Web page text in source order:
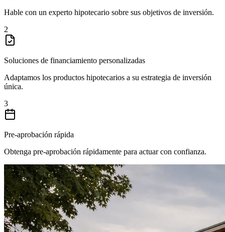
Hable con un experto hipotecario sobre sus objetivos de inversión.
2
Soluciones de financiamiento personalizadas
Adaptamos los productos hipotecarios a su estrategia de inversión
única.
3
Pre-aprobación rápida
Obtenga pre-aprobación rápidamente para actuar con confianza.